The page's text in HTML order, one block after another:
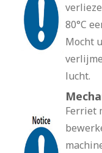
80°C
Mocht
lucht.
Ferriet